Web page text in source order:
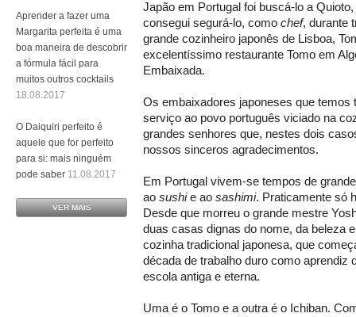
Japão em Portugal foi buscá-lo a
consegui segurá-lo, como chef, durante
grande cozinheiro japonês de Lisboa,
excelentíssimo restaurante Tomo em
Embaixada.
Os embaixadores japoneses que temos
serviço ao povo português viciado na
grandes senhores que, nestes dois
nossos sinceros agradecimentos.
Em Portugal vivem-se tempos de
ao sushie ao sashimi. Praticamente só
Desde que morreu o grande mestre
duas casas dignas do nome, da beleza
cozinha tradicional japonesa, que
década de trabalho duro como aprendiz
escola antiga e eterna.
Uma é o Tomo e a outra é o Ichiban.
Aprender a fazer uma
Margarita perfeita é uma
boa maneira de descobrir
a fórmula fácil para
muitos outros cocktails
18.08.2017
O Daiquiri perfeito é
aquele que for perfeito
para si: mais ninguém
pode saber 11.08.2017
VER MAIS